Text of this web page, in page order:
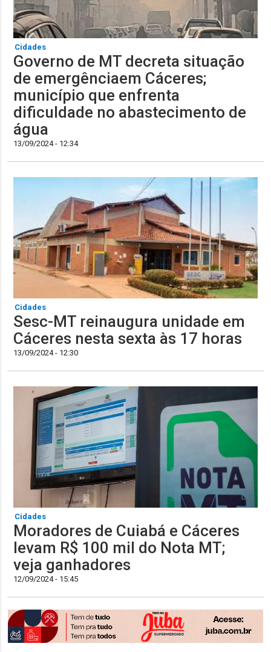
Cidades
Governo de MT decreta situação
de emergênciaem Cáceres;
município que enfrenta
dificuldade no abastecimento de
água
13/09/2024 - 12:34
Cidades
Sesc-MT reinaugura unidade em
Cáceres nesta sexta às 17 horas
13/09/2024 - 12:30
Cidades
Moradores de Cuiabá e Cáceres
levam R$ 100 mil do Nota MT;
veja ganhadores
12/09/2024 - 15:45